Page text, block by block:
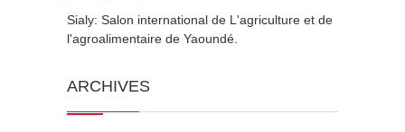
Sialy: Salon international de L'agriculture et de
l'agroalimentaire de Yaoundé.
ARCHIVES